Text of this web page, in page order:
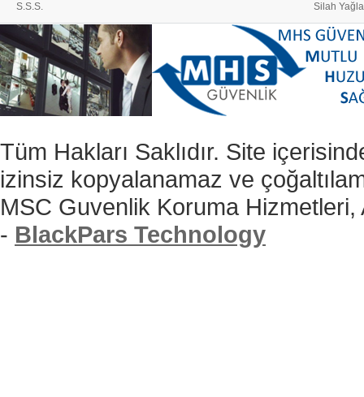
S.S.S.
Silah
Tüm Hakları Saklıdır. Site
izinsiz kopyalanamaz ve
MSC Guvenlik Koruma
- BlackPars Technology